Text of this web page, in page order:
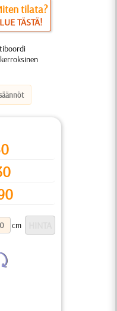
tilata?
LUE TÄSTÄ!
cm